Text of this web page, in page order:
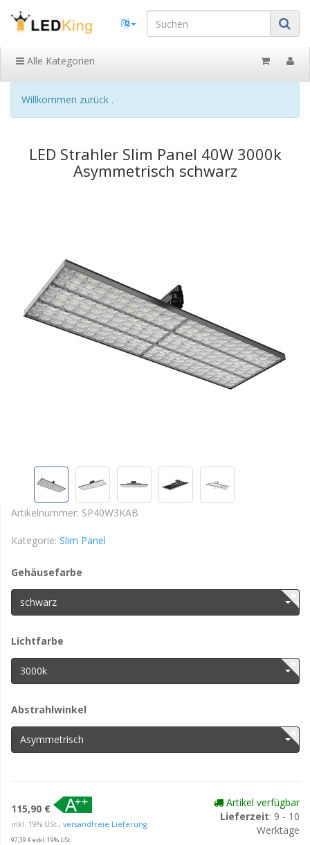
Alle Kategorien
Willkommen zurück .
LED Strahler Slim Panel 40W 3000k
Asymmetrisch schwarz
Artikelnummer: SP40W3KAB
Kategorie: Slim Panel
Gehäusefarbe
schwarz
Lichtfarbe
3000k
Abstrahlwinkel
Asymmetrisch
115,90 €
inkl. 19% USt., versandfreie Lieferung
97,39 € exkl. 19% USt
Artikel verfügbar
Lieferzeit: 9 - 10
Werktage